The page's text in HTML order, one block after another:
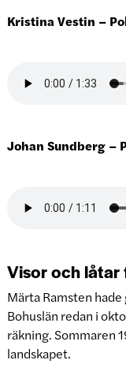
Kristina Vestin –
Johan Sundberg –
Visor och låtar
Märta Ramsten
Bohuslän redan i
räkning. Sommaren
landskapet.